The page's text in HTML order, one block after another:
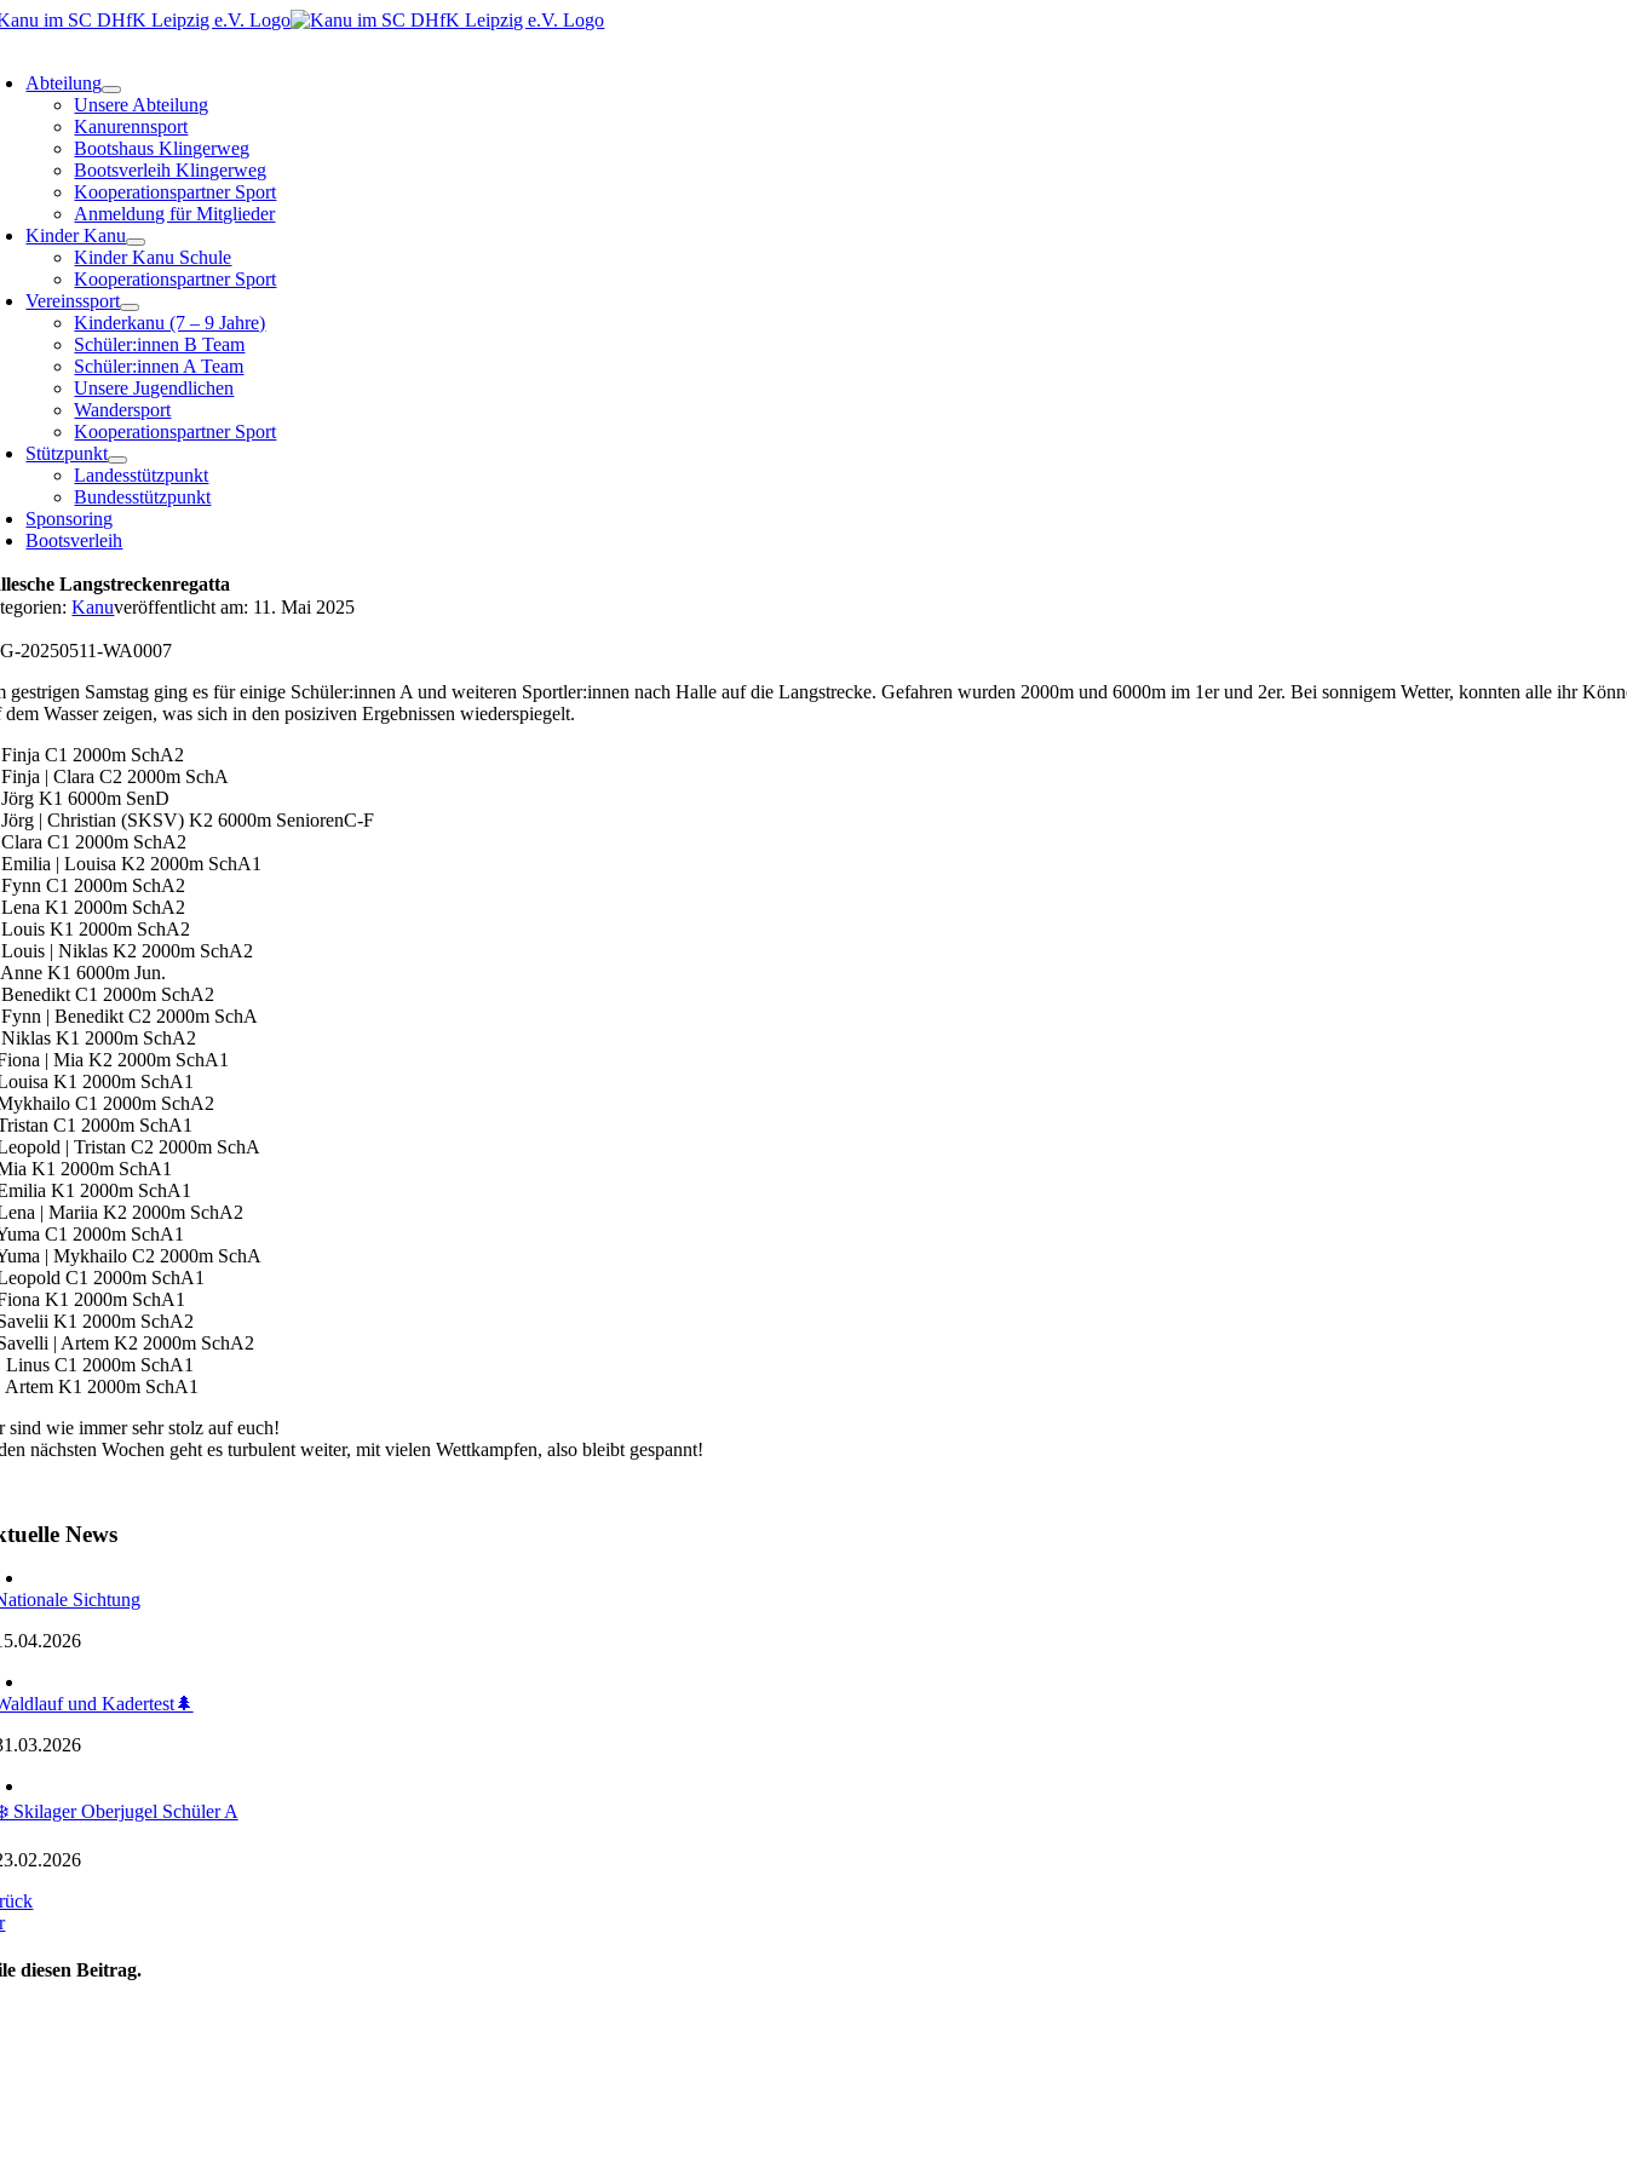
Zum
Abteilung
Unsere Abteilung
Kanurennsport
Bootshaus Klingerweg
Bootsverleih Klingerweg
Kooperationspartner Sport
Anmeldung für Mitglieder
Kinder Kanu
Kinder Kanu Schule
Kooperationspartner Sport
Vereinssport
Kinderkanu (7 – 9 Jahre)
Schüler:innen B Team
Schüler:innen A Team
Unsere Jugendlichen
Wandersport
Kooperationspartner Sport
Stützpunkt
Landesstützpunkt
Bundesstützpunkt
Sponsoring
Bootsverleih
Langstreckenregatta
Kanuveröffentlicht am: 11. Mai 2025
20250511-WA0007
gestrigen Samstag ging es für einige Schüler:innen A und weiteren Sportler:innen nach Halle auf die Langstrecke. Gefahren wurden 2000m und 6000m im 1er und 2er. Bei sonnigem Wetter, konnten alle ihr
dem Wasser zeigen, was sich in den posiziven Ergebnissen wiederspiegelt.
C1 2000m SchA2
| Clara C2 2000m SchA
K1 6000m SenD
| Christian (SKSV) K2 6000m SeniorenC-F
C1 2000m SchA2
| Louisa K2 2000m SchA1
C1 2000m SchA2
K1 2000m SchA2
K1 2000m SchA2
| Niklas K2 2000m SchA2
K1 6000m Jun.
C1 2000m SchA2
| Benedikt C2 2000m SchA
K1 2000m SchA2
| Mia K2 2000m SchA1
K1 2000m SchA1
C1 2000m SchA2
C1 2000m SchA1
| Tristan C2 2000m SchA
K1 2000m SchA1
K1 2000m SchA1
| Mariia K2 2000m SchA2
C1 2000m SchA1
| Mykhailo C2 2000m SchA
C1 2000m SchA1
K1 2000m SchA1
K1 2000m SchA2
| Artem K2 2000m SchA2
Linus C1 2000m SchA1
Artem K1 2000m SchA1
sind wie immer sehr stolz auf euch!
nächsten Wochen geht es turbulent weiter, mit vielen Wettkampfen, also bleibt gespannt!
News
Sichtung
und Kadertest🌲
Skilager Oberjugel Schüler A
diesen Beitrag.